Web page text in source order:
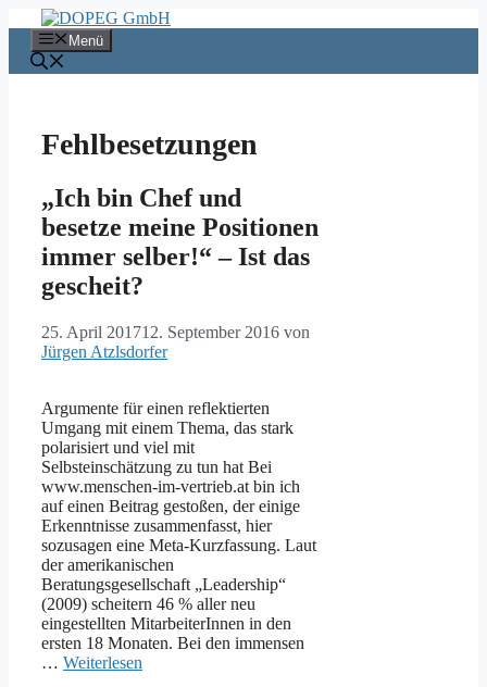
Inhalt
springen
Menü
Fehlbesetzungen
„Ich bin Chef und
besetze meine Positionen
immer selber!“ – Ist das
gescheit?
25. April 201712. September 2016 von
Jürgen Atzlsdorfer
Argumente für einen reflektierten
Umgang mit einem Thema, das stark
polarisiert und viel mit
Selbsteinschätzung zu tun hat Bei
www.menschen-im-vertrieb.at bin ich
auf einen Beitrag gestoßen, der einige
Erkenntnisse zusammenfasst, hier
sozusagen eine Meta-Kurzfassung. Laut
der amerikanischen
Beratungsgesellschaft „Leadership“
(2009) scheitern 46 % aller neu
eingestellten MitarbeiterInnen in den
ersten 18 Monaten. Bei den immensen
… Weiterlesen